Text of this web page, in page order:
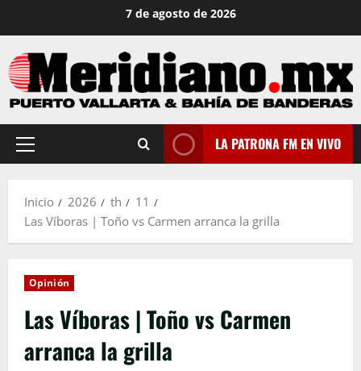
contenido
7 de agosto de 2026
Menú
LA PATRONA FM EN VIVO
Inicio 2026 th
11
Las Víboras | Toño vs Carmen arranca la grilla
Opinión
Las Víboras | Toño vs Carmen
arranca la grilla